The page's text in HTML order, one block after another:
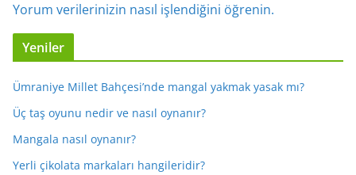
Yorum verilerinizin nasıl işlendiğini öğrenin.
Yeniler
Ümraniye Millet Bahçesi’nde mangal yakmak yasak mı?
Üç taş oyunu nedir ve nasıl oynanır?
Mangala nasıl oynanır?
Yerli çikolata markaları hangileridir?